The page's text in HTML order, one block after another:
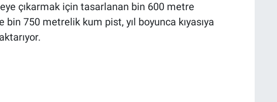
çıkarmak için tasarlanan bin 600 metre
750 metrelik kum pist, yıl boyunca kıyasıya